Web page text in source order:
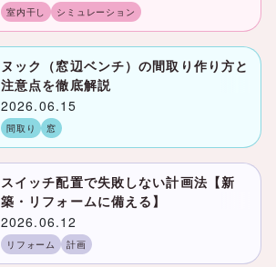
室内干し シミュレーション
ヌック（窓辺ベンチ）の間取り作り方と
注意点を徹底解説
2026.06.15
間取り 窓
スイッチ配置で失敗しない計画法【新
築・リフォームに備える】
2026.06.12
リフォーム 計画